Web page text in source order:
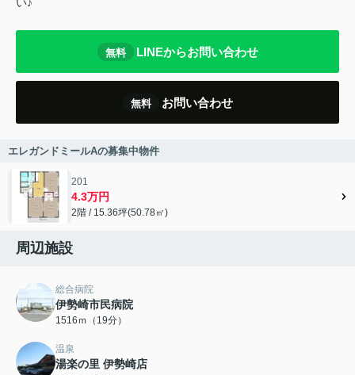
い♪
無料 LINEからお問い合わせ
無料 お問い合わせ
エレガンドミールAの募集中物件
201
4.3万円
2階 / 15.36坪(50.78㎡)
周辺施設
総合病院
伊勢崎市民病院
1516ｍ（19分）
温泉
湯楽の里 伊勢崎店